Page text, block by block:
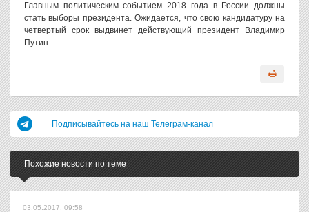
Главным политическим событием 2018 года в России должны
стать выборы президента. Ожидается, что свою кандидатуру на
четвертый срок выдвинет действующий президент Владимир
Путин.
Подписывайтесь на наш Телеграм-канал
Похожие новости по теме
03.05.2017, 09:58